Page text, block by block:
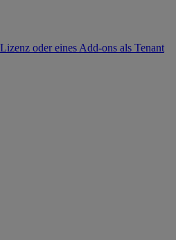
oder eines Add-ons als Tenant